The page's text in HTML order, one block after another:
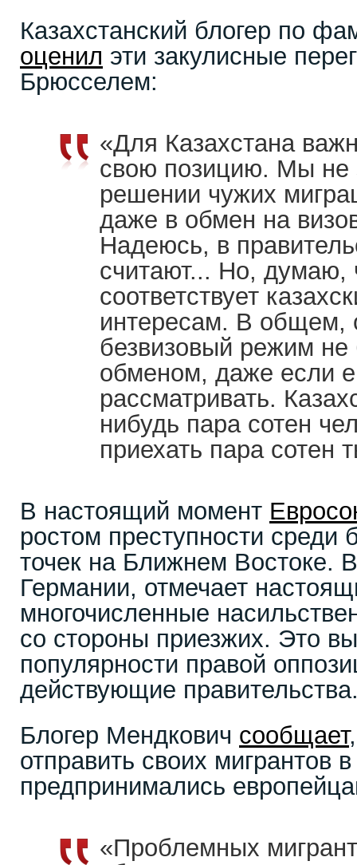
Казахстанский блогер по
оценил эти закулисные
Брюсселем:
«Для Казахстана
свою позицию. Мы не
решении чужих
даже в обмен на
Надеюсь, в
считают... Но, думаю,
соответствует
интересам. В общем,
безвизовый режим
обменом, даже если
рассматривать.
нибудь пара сотен
приехать пара сотен
В настоящий момент
ростом преступности среди
точек на Ближнем Востоке.
Германии, отмечает
многочисленные
со стороны приезжих. Это
популярности правой
действующие
Блогер Мендкович сообщает
отправить своих
предпринимались
«Проблемных